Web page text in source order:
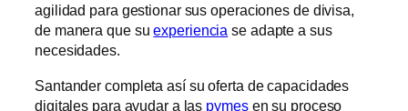
agilidad para gestionar sus operaciones de divisa,
de manera que suexperiencia se adapte a sus
necesidades.
Santander completa así su oferta de capacidades
digitales para ayudar a las pymesen su proceso